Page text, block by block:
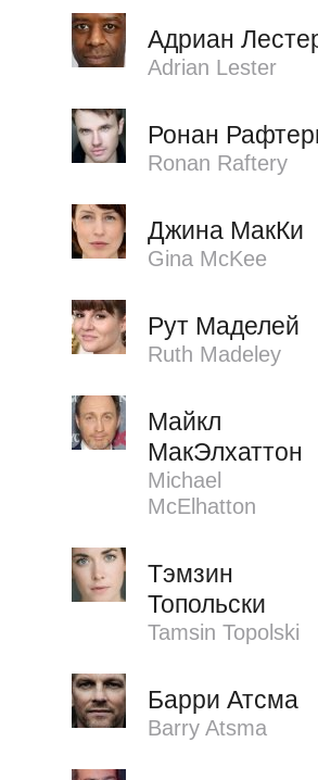
Адриан
Adrian Lester
Ронан
Ronan Raftery
Джина МакКи
Gina McKee
Рут Маделей
Ruth Madeley
Майкл
МакЭлхаттон
Michael
McElhatton
Тэмзин
Топольски
Tamsin Topolski
Барри Атсма
Barry Atsma